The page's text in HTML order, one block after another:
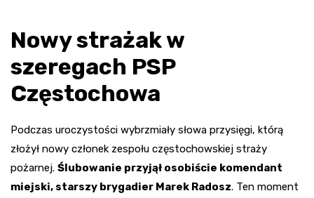
Nowy strażak w
szeregach PSP
Częstochowa
Podczas uroczystości wybrzmiały słowa przysięgi, którą
złożył nowy członek zespołu częstochowskiej straży
pożarnej. Ślubowanie przyjął osobiście komendant
miejski, starszy brygadier Marek Radosz. Ten moment